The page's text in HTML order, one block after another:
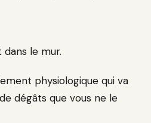
le mur.
physiologique qui va
dégâts que vous ne le